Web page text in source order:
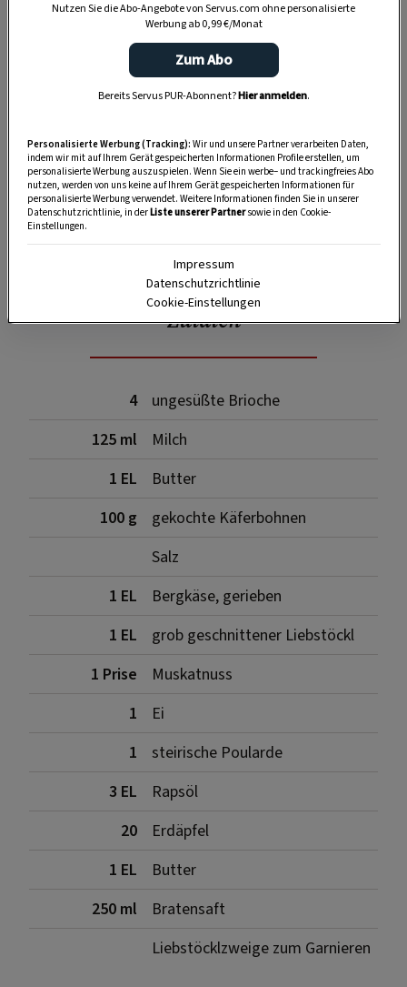
SPEICHERN DRUCKEN
Zutaten
4
ungesüßte Brioche
125 ml
Milch
1 EL
Butter
100 g
gekochte Käferbohnen
Salz
1 EL
Bergkäse, gerieben
1 EL
grob geschnittener Liebstöckl
1 Prise
Muskatnuss
1
Ei
1
steirische Poularde
3 EL
Rapsöl
20
Erdäpfel
1 EL
Butter
250 ml
Bratensaft
Liebstöcklzweige zum Garnieren
Nutzen Sie die Abo-Angebote von Servus.com ohne personalisierte
Werbung ab 0,99 €/Monat
Zum Abo
Bereits Servus PUR-Abonnent?Hier anmelden.
Personalisierte Werbung (Tracking): Wir und unsere Partner verarbeiten Daten,
indem wir mit auf Ihrem Gerät gespeicherten Informationen Profile erstellen, um
personalisierte Werbung auszuspielen. Wenn Sie ein werbe– und trackingfreies Abo
nutzen, werden von uns keine auf Ihrem Gerät gespeicherten Informationen für
personalisierte Werbung verwendet. Weitere Informationen finden Sie in unserer
Datenschutzrichtlinie, in derListe unserer Partnersowie in den Cookie-
Einstellungen.
Impressum
Datenschutzrichtlinie
Cookie-Einstellungen